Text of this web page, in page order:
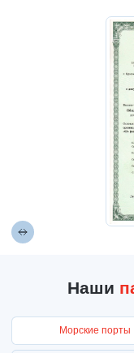
Наши
Морские порты